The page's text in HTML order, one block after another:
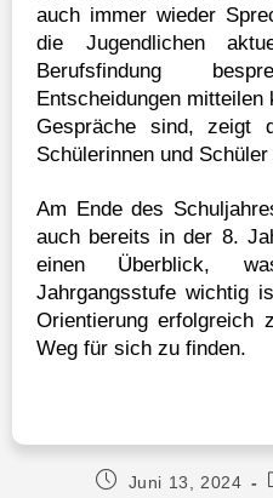
auch immer wieder
die Jugendlichen
Berufsfindung
Entscheidungen
Gespräche sind, zeigt
Schülerinnen und
Am Ende des
auch bereits in der 8.
einen Überblick,
Jahrgangsstufe wichtig
Orientierung erfolgreich
Weg für sich zu finden.
Juni 13, 2024